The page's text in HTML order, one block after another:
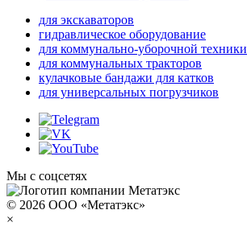
для экскаваторов
гидравлическое оборудование
для коммунально-уборочной техники
для коммунальных тракторов
кулачковые бандажи для катков
для универсальных погрузчиков
Мы с соцсетях
© 2026 ООО «Метатэкс»
×